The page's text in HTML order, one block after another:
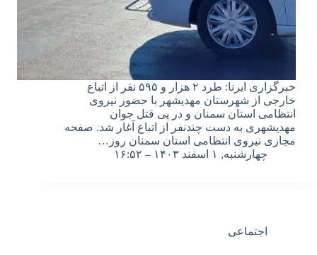
خبرگزاری ایرنا: طرد ۲ هزار و ۵۹۵ نفر از اتباع
خارجی از شهرستان مهدیشهر با حضور نیروی
انتظامی استان سمنان و در پی قتل جوان
مهدیشهری به دست چندنفر از اتباع آغار شد. صفحه
مجازی نیروی انتظامی استان سمنان روز…
چهارشنبه, ۱ اسفند ۱۴۰۳ – ۱۶:۵۲
اجتماعی